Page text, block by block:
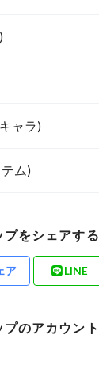
ャラ)
ム)
プをシェアする
ア LINE
プのアカウント